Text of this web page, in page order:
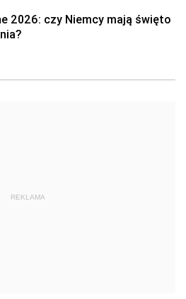
2026: czy Niemcy mają święto
REKLAMA